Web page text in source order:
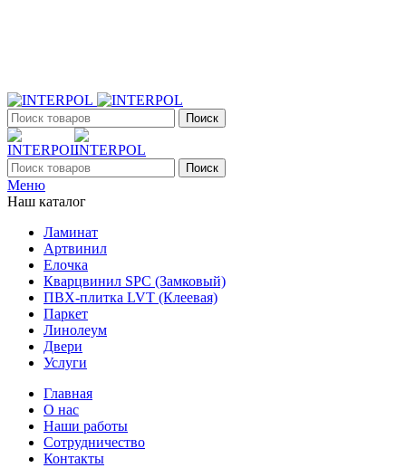
Поиск
Поиск
Меню
Наш каталог
Ламинат
Артвинил
Елочка
Кварцвинил SPC (Замковый)
ПВХ-плитка LVT (Клеевая)
Паркет
Линолеум
Двери
Услуги
Главная
О нас
Наши работы
Сотрудничество
Контакты